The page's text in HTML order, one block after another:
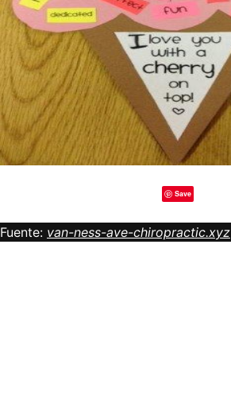
Save
Fuente: van-ness-ave-chiropractic.xyz